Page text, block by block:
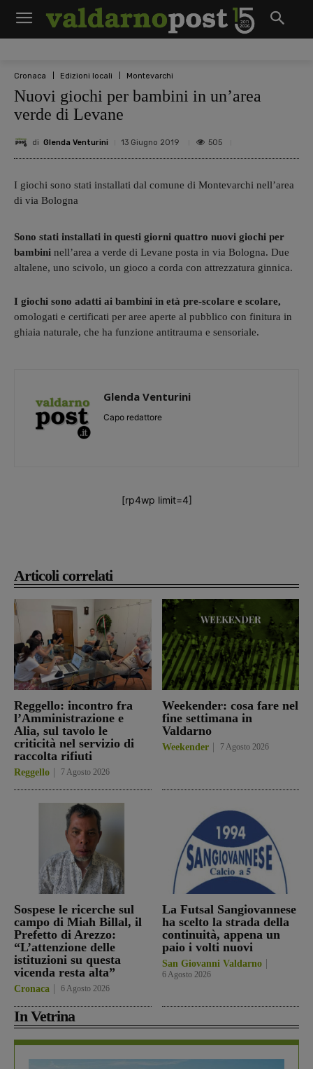
Cronaca Edizioni locali Montevarchi
Nuovi giochi per bambini in un’area
verde di Levane
di Glenda Venturini 13 Giugno 2019 505
Articoli correlati
Reggello: incontro fra
l’Amministrazione e
Alia, sul tavolo le
criticità nel servizio di
raccolta rifiuti
Reggello 7 Agosto 2026
Weekender: cosa fare nel
fine settimana in
Valdarno
Weekender 7 Agosto 2026
Sospese le ricerche sul
campo di Miah Billal, il
Prefetto di Arezzo:
“L’attenzione delle
istituzioni su questa
vicenda resta alta”
Cronaca 6 Agosto 2026
La Futsal Sangiovannese
ha scelto la strada della
continuità, appena un
paio i volti nuovi
San Giovanni Valdarno
6 Agosto 2026
In Vetrina
I giochi sono stati installati dal comune di Montevarchi nell’area
di via Bologna
Sono stati installati in questi giorni quattro nuovi giochi per
bambini nell’area a verde di Levane posta in via Bologna. Due
altalene, uno scivolo, un gioco a corda con attrezzatura ginnica.
I giochi sono adatti ai bambini in età pre-scolare e scolare,
omologati e certificati per aree aperte al pubblico con finitura in
ghiaia naturale, che ha funzione antitrauma e sensoriale.
Glenda Venturini
Capo redattore
[rp4wp limit=4]